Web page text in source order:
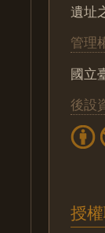
遺址
管理
國立
後設
授